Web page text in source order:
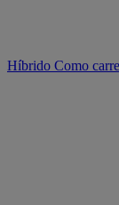
Híbrido Como